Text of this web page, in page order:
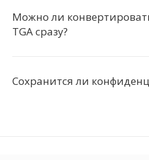
Можно ли
TGA сразу?
Сохранится ли